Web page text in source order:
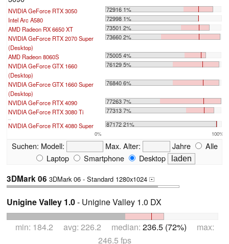
NVIDIA GeForce RTX 3050
72916 1%
Intel Arc A580
72998 1%
AMD Radeon RX 6650 XT
73501 2%
NVIDIA GeForce RTX 2070 Super
(Desktop)
73660 2%
AMD Radeon 8060S
75005 4%
NVIDIA GeForce GTX 1660
(Desktop)
76129 5%
NVIDIA GeForce GTX 1660 Super
(Desktop)
76840 6%
NVIDIA GeForce RTX 4090
77263 7%
NVIDIA GeForce RTX 3080 Ti
77313 7%
NVIDIA GeForce RTX 4080 Super 87172 21%
0% 100%
Suchen: Modell: Max. Alter: Jahre
Alle
Laptop
Smartphone Desktop
3DMark 06 3DMark 06 - Standard 1280x1024 +
Unigine Valley 1.0- Unigine Valley 1.0 DX
min: 184.2 avg: 226.2 median: 236.5 (72%) max:
246.5 fps